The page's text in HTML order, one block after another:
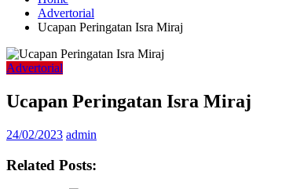
Advertorial
Ucapan Peringatan Isra Miraj
Advertorial
Ucapan Peringatan Isra Miraj
24/02/2023 admin
Related Posts: